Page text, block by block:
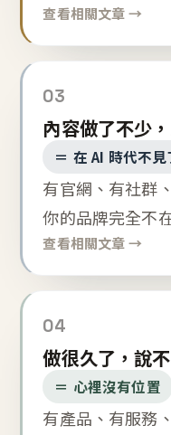
查看相關文章 →
03
內容做了不少
＝ 在 AI 時代不見
有官網、有社群
你的品牌完全不
查看相關文章 →
04
做很久了，說
＝ 心裡沒有位置
有產品、有服務